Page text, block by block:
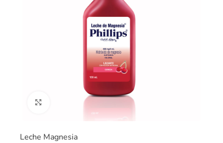
Clic para ampliar
Leche Magnesia